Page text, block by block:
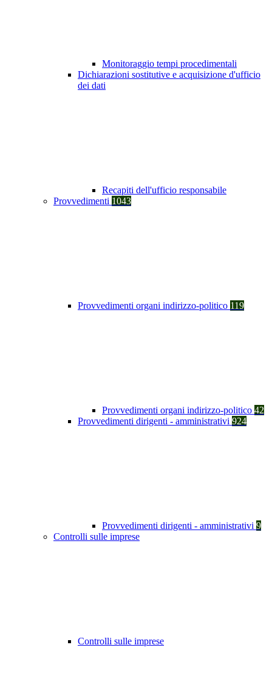
Monitoraggio tempi procedimentali
Dichiarazioni sostitutive e acquisizione d'ufficio
dei dati
Recapiti dell'ufficio responsabile
Provvedimenti 1043
Provvedimenti organi indirizzo-politico 119
Provvedimenti organi indirizzo-politico 42
Provvedimenti dirigenti - amministrativi 924
Provvedimenti dirigenti - amministrativi 9
Controlli sulle imprese
Controlli sulle imprese